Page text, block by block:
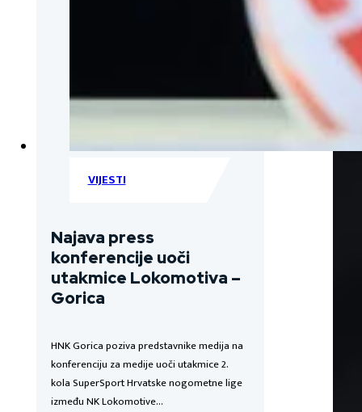
VIJESTI
Najava press
konferencije uoči
utakmice Lokomotiva –
Gorica
HNK Gorica poziva predstavnike medija na
konferenciju za medije uoči utakmice 2.
kola SuperSport Hrvatske nogometne lige
između NK Lokomotive…